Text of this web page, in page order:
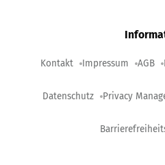
Kontakt Impressum AGB
Datenschutz Privacy